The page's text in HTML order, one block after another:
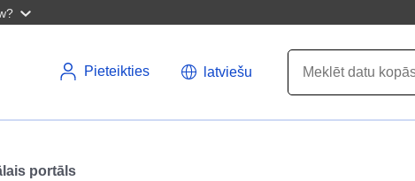
Pieteikties latviešu
portāls